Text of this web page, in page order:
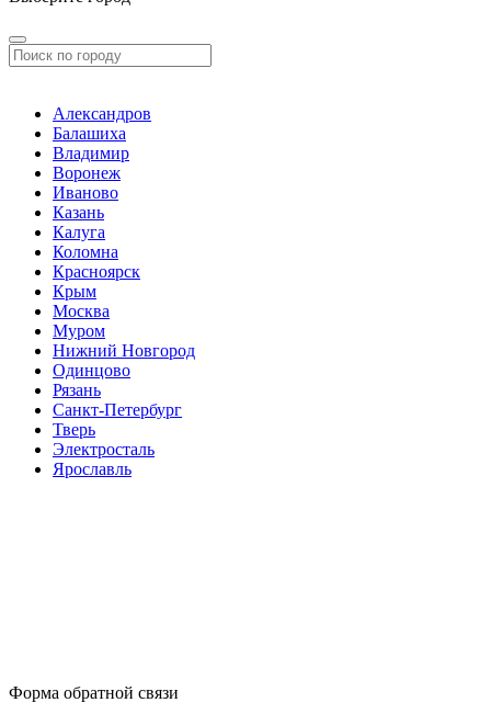
Александров
Балашиха
Владимир
Воронеж
Иваново
Казань
Калуга
Коломна
Красноярск
Крым
Москва
Муром
Нижний Новгород
Одинцово
Рязань
Санкт-Петербург
Тверь
Электросталь
Ярославль
Форма обратной связи